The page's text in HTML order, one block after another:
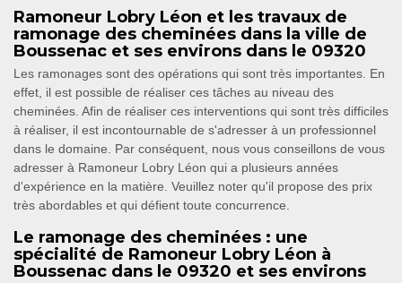
Ramoneur Lobry Léon et les travaux de
ramonage des cheminées dans la ville de
Boussenac et ses environs dans le 09320
Les ramonages sont des opérations qui sont très importantes. En
effet, il est possible de réaliser ces tâches au niveau des
cheminées. Afin de réaliser ces interventions qui sont très difficiles
à réaliser, il est incontournable de s'adresser à un professionnel
dans le domaine. Par conséquent, nous vous conseillons de vous
adresser à Ramoneur Lobry Léon qui a plusieurs années
d'expérience en la matière. Veuillez noter qu'il propose des prix
très abordables et qui défient toute concurrence.
Le ramonage des cheminées : une
spécialité de Ramoneur Lobry Léon à
Boussenac dans le 09320 et ses environs